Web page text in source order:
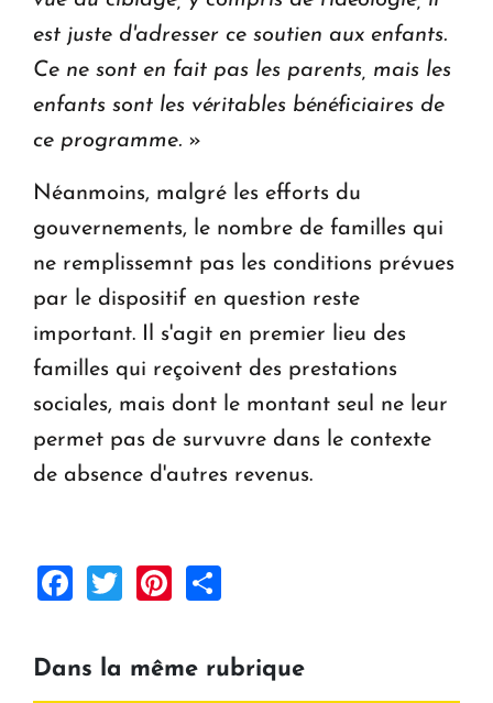
est juste d'adresser ce soutien aux enfants.
Ce ne sont en fait pas les parents, mais les
enfants sont les véritables bénéficiaires de
ce programme. »
Néanmoins, malgré les efforts du
gouvernements, le nombre de familles qui
ne remplissemnt pas les conditions prévues
par le dispositif en question reste
important. Il s'agit en premier lieu des
familles qui reçoivent des prestations
sociales, mais dont le montant seul ne leur
permet pas de survuvre dans le contexte
de absence d'autres revenus.
Facebook
TwitterPinterest
Dans la même rubrique